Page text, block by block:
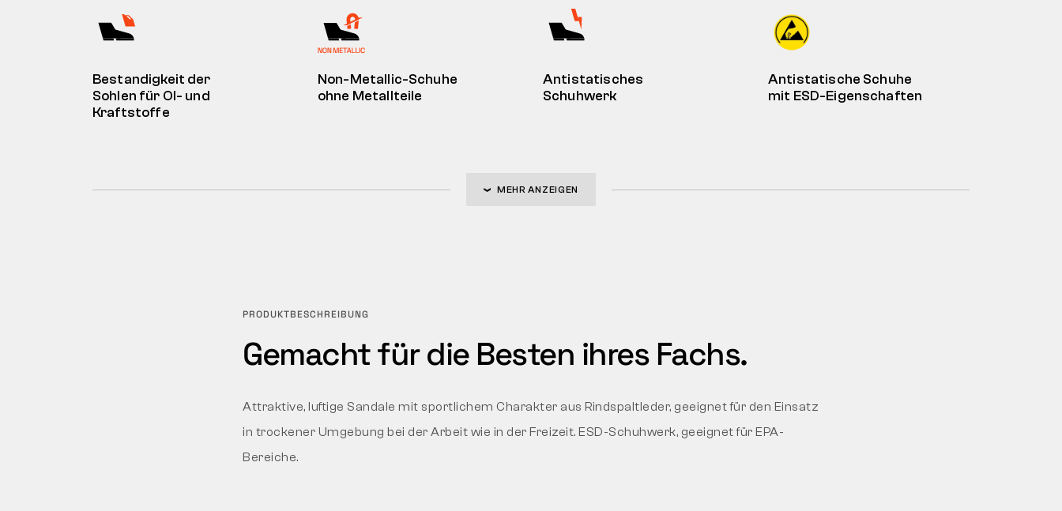
Bestandigkeit der
Sohlen für Ol- und
Kraftstoffe
Non-Metallic-Schuhe
ohne Metallteile
Antistatisches
Schuhwerk
Antistatische Schuhe
mit ESD-Eigenschaften
MEHR ANZEIGEN
PRODUKTBESCHREIBUNG
Gemacht für die Besten ihres Fachs.
Attraktive, luftige Sandale mit sportlichem Charakter aus Rindspaltleder, geeignet für den Einsatz
in trockener Umgebung bei der Arbeit wie in der Freizeit. ESD-Schuhwerk, geeignet für EPA-
Bereiche.